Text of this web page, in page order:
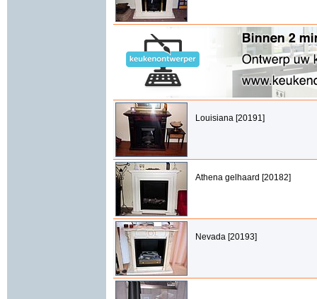
Louisiana [20191]
Athena gelhaard [20182]
Nevada [20193]